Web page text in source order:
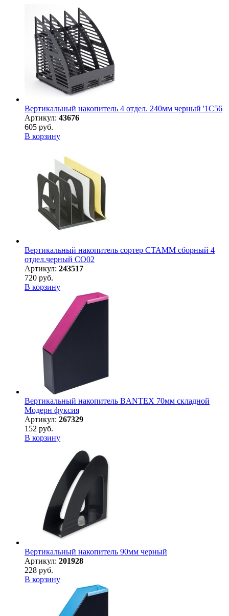
Вертикальный накопитель 4 отдел. 240мм черный '1С56
Артикул: 43676
605 руб.
В корзину
Вертикальный накопитель сортер СТАММ сборный 4
отдел.черный СО02
Артикул: 243517
720 руб.
В корзину
Вертикальный накопитель BANTEX 70мм складной
Модерн фуксия
Артикул: 267329
152 руб.
В корзину
Вертикальный накопитель 90мм черный
Артикул: 201928
228 руб.
В корзину